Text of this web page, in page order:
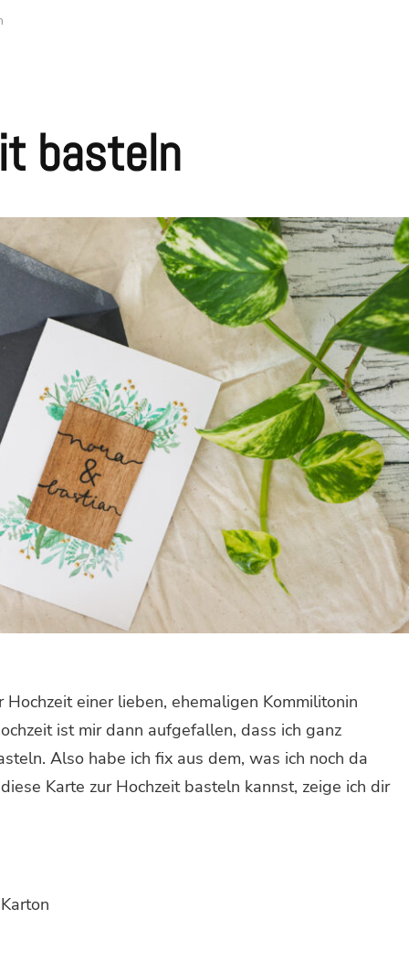
basteln
einer lieben, ehemaligen Kommilitonin
ist mir dann aufgefallen, dass ich ganz
Also habe ich fix aus dem, was ich noch da
Karte zur Hochzeit basteln kannst, zeige ich dir